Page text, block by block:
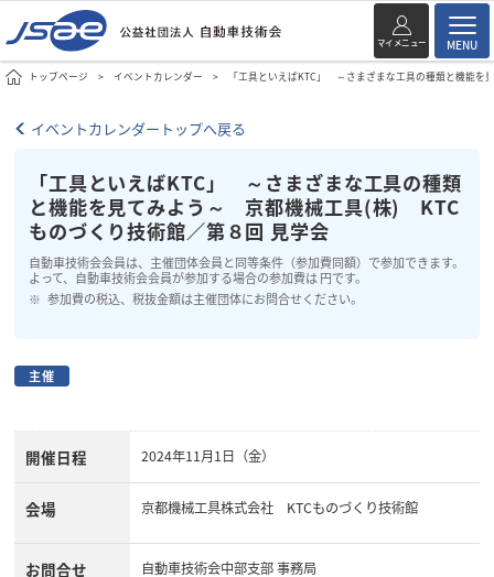
マイメニュー MENU
トップページ イベントカレンダー 「工具といえばKTC」 ～さまざまな工具の種類と機能
イベントカレンダートップへ戻る
「工具といえばKTC」 ～さまざまな工具の種類
と機能を見てみよう～ 京都機械工具(株) KTC
ものづくり技術館／第８回 見学会
自動車技術会会員は、主催団体会員と同等条件（参加費同額）で参加できます。
よって、自動車技術会会員が参加する場合の参加費は 円です。
参加費の税込、税抜金額は主催団体にお問合せください。
主催
開催日程 2024年11月1日（金）
会場 京都機械工具株式会社 KTCものづくり技術館
お問合せ 自動車技術会中部支部 事務局